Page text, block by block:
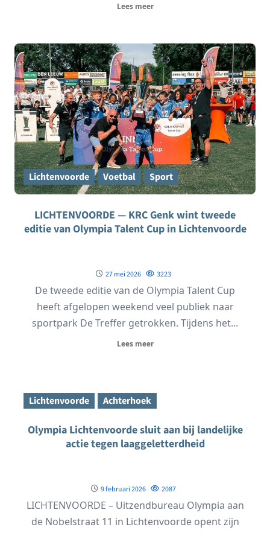
Lees meer
Lichtenvoorde Voetbal Sport
LICHTENVOORDE — KRC Genk wint tweede
editie van Olympia Talent Cup in Lichtenvoorde
27 mei 2026 3223
De tweede editie van de Olympia Talent Cup
heeft afgelopen weekend veel publiek naar
sportpark De Treffer getrokken. Tijdens het...
Lees meer
Lichtenvoorde Achterhoek
Olympia Lichtenvoorde sluit aan bij landelijke
actie tegen laaggeletterdheid
9 februari 2026 2087
LICHTENVOORDE – Uitzendbureau Olympia aan
de Nobelstraat 11 in Lichtenvoorde opent zijn